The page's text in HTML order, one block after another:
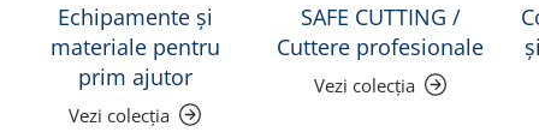
Echipamente și
materiale pentru
prim ajutor
Vezi colecția
SAFE CUTTING /
Cuttere profesionale
Vezi colecția